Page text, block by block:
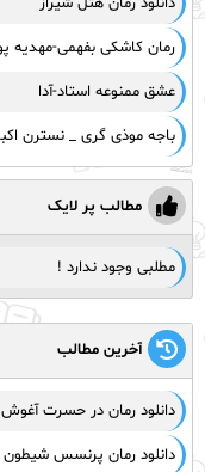
رمان کاشکی بفهمی-مهدیه
عشق ممنوعه استاد-آدا
باجه موذی گری _ نسترن
مطالب پر لایک
مطلبی وجود ندارد !
آخرین مطالب
دانلود رمان در حسرت آغوش
دانلود رمان پرنسس